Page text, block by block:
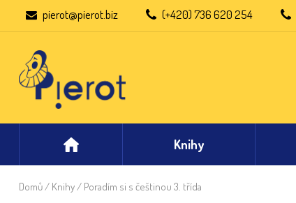
pierot@pierot.biz (+420) 736 620 254
Knihy
Domů/ Knihy/ Poradím si s češtinou 3. třída